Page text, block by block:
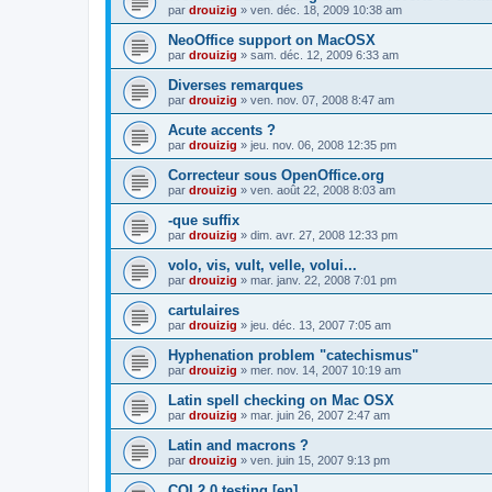
par drouizig » ven. déc. 18, 2009 10:38 am
NeoOffice support on MacOSX
par drouizig » sam. déc. 12, 2009 6:33 am
Diverses remarques
par drouizig » ven. nov. 07, 2008 8:47 am
Acute accents ?
par drouizig » jeu. nov. 06, 2008 12:35 pm
Correcteur sous OpenOffice.org
par drouizig » ven. août 22, 2008 8:03 am
-que suffix
par drouizig » dim. avr. 27, 2008 12:33 pm
volo, vis, vult, velle, volui...
par drouizig » mar. janv. 22, 2008 7:01 pm
cartulaires
par drouizig » jeu. déc. 13, 2007 7:05 am
Hyphenation problem "catechismus"
par drouizig » mer. nov. 14, 2007 10:19 am
Latin spell checking on Mac OSX
par drouizig » mar. juin 26, 2007 2:47 am
Latin and macrons ?
par drouizig » ven. juin 15, 2007 9:13 pm